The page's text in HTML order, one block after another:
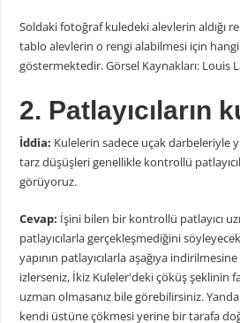
Soldaki fotoğraf kuledeki alevlerin aldığı
tablo alevlerin o rengi alabilmesi için hangi
göstermektedir. Görsel Kaynakları: Louis
2. Patlayıcıların
İddia: Kulelerin sadece uçak darbeleriyle
tarz düşüşleri genellikle kontrollü
görüyoruz.
Cevap: İşini bilen bir kontrollü patlayıcı
patlayıcılarla gerçekleşmediğini
yapının patlayıcılarla aşağıya
izlerseniz, İkiz Kuleler'deki çöküş şeklinin
uzman olmasanız bile görebilirsiniz.
kendi üstüne çökmesi yerine bir tarafa